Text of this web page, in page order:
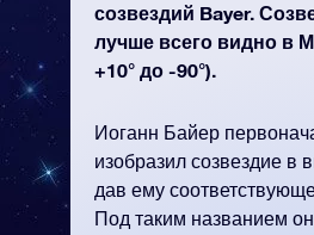
созвездий Bayer.
лучше всего видно в
+10° до -90°).
Иоганн Байер
изобразил созвездие в
дав ему
Под таким названием